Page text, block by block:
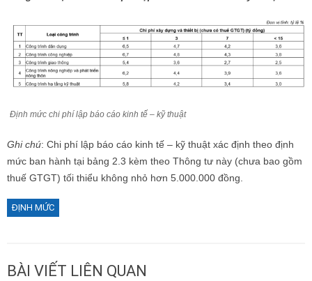
Định mức chi phí lập báo cáo kinh tế – kỹ thuật
Ghi chú: Chi phí lập báo cáo kinh tế – kỹ thuật xác định theo định
mức ban hành tại bảng 2.3 kèm theo Thông tư này (chưa bao gồm
thuế GTGT) tối thiểu không nhỏ hơn 5.000.000 đồng.
ĐỊNH MỨC
BÀI VIẾT LIÊN QUAN